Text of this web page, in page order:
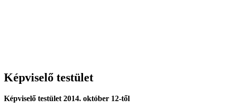
Képviselő testület
Képviselő testület 2014. október 12-től